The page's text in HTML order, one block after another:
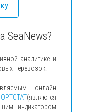
SeaNews?
аналитике и
перевозок.
онлайн
(являются
индикатором